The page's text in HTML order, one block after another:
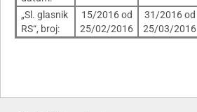
„Sl. glasnik
RS“, broj:
15/2016 od
25/02/2016
31/2016 od
25/03/2016